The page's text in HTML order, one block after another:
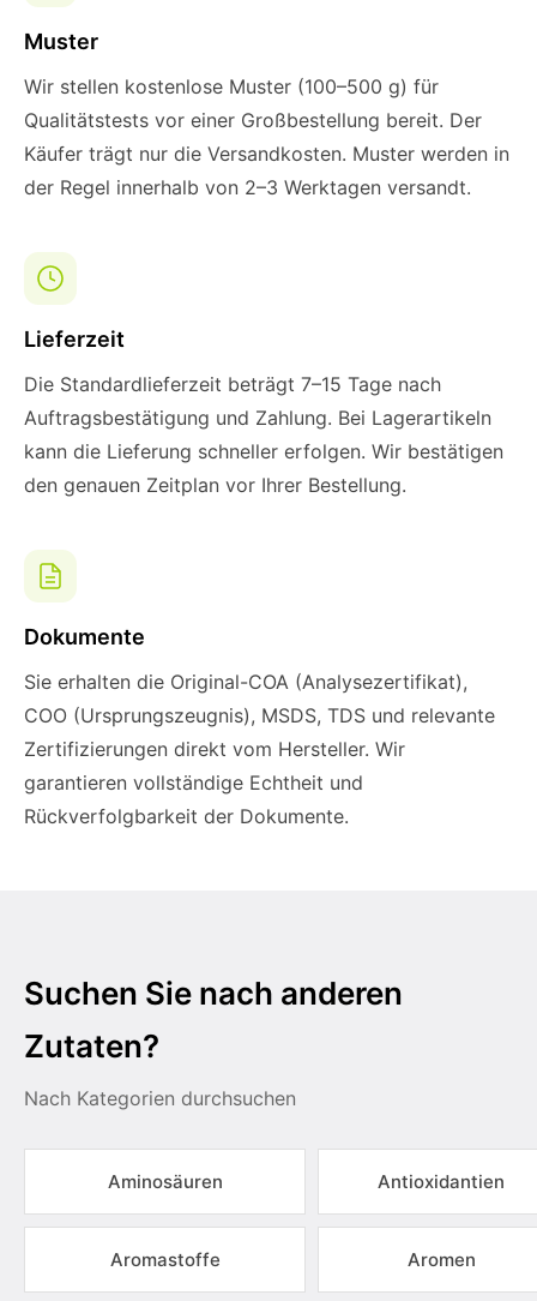
Muster
Wir stellen kostenlose Muster (100–500 g) für
Qualitätstests vor einer Großbestellung bereit. Der
Käufer trägt nur die Versandkosten. Muster werden in
der Regel innerhalb von 2–3 Werktagen versandt.
Lieferzeit
Die Standardlieferzeit beträgt 7–15 Tage nach
Auftragsbestätigung und Zahlung. Bei Lagerartikeln
kann die Lieferung schneller erfolgen. Wir bestätigen
den genauen Zeitplan vor Ihrer Bestellung.
Dokumente
Sie erhalten die Original-COA (Analysezertifikat),
COO (Ursprungszeugnis), MSDS, TDS und relevante
Zertifizierungen direkt vom Hersteller. Wir
garantieren vollständige Echtheit und
Rückverfolgbarkeit der Dokumente.
Suchen Sie nach anderen
Zutaten?
Nach Kategorien durchsuchen
Aminosäuren Antioxidantien
Aromastoffe Aromen